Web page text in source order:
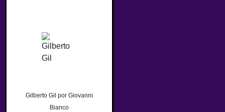
Gilberto Gil por Giovanni
Bianco